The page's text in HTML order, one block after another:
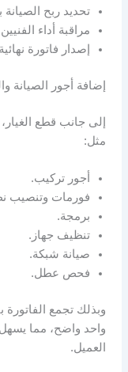
تحديد ربح الصيانة
مراقبة أداء
إصدار فاتورة
إضافة أجور الصيانة
إلى جانب قطع
مثل:
أجور تركيب.
فورمات وتنصيب
برمجة.
تنظيف جهاز.
صيانة شبكة.
فحص عطل.
وبذلك تجمع
واحد واضح، مما
العميل.